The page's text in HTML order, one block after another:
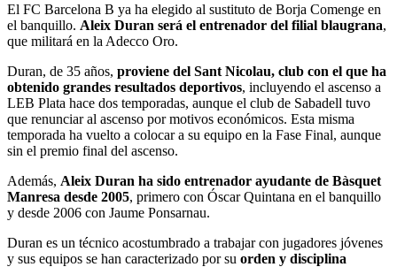
El FC Barcelona B ya ha elegido al sustituto de Borja Comenge en
el banquillo. Aleix Duran será el entrenador del filial blaugrana,
que militará en la Adecco Oro.
Duran, de 35 años, proviene del Sant Nicolau, club con el que ha
obtenido grandes resultados deportivos, incluyendo el ascenso a
LEB Plata hace dos temporadas, aunque el club de Sabadell tuvo
que renunciar al ascenso por motivos económicos. Esta misma
temporada ha vuelto a colocar a su equipo en la Fase Final, aunque
sin el premio final del ascenso.
Además, Aleix Duran ha sido entrenador ayudante de Bàsquet
Manresa desde 2005, primero con Óscar Quintana en el banquillo
y desde 2006 con Jaume Ponsarnau.
Duran es un técnico acostumbrado a trabajar con jugadores jóvenes
y sus equipos se han caracterizado por su orden y disciplina